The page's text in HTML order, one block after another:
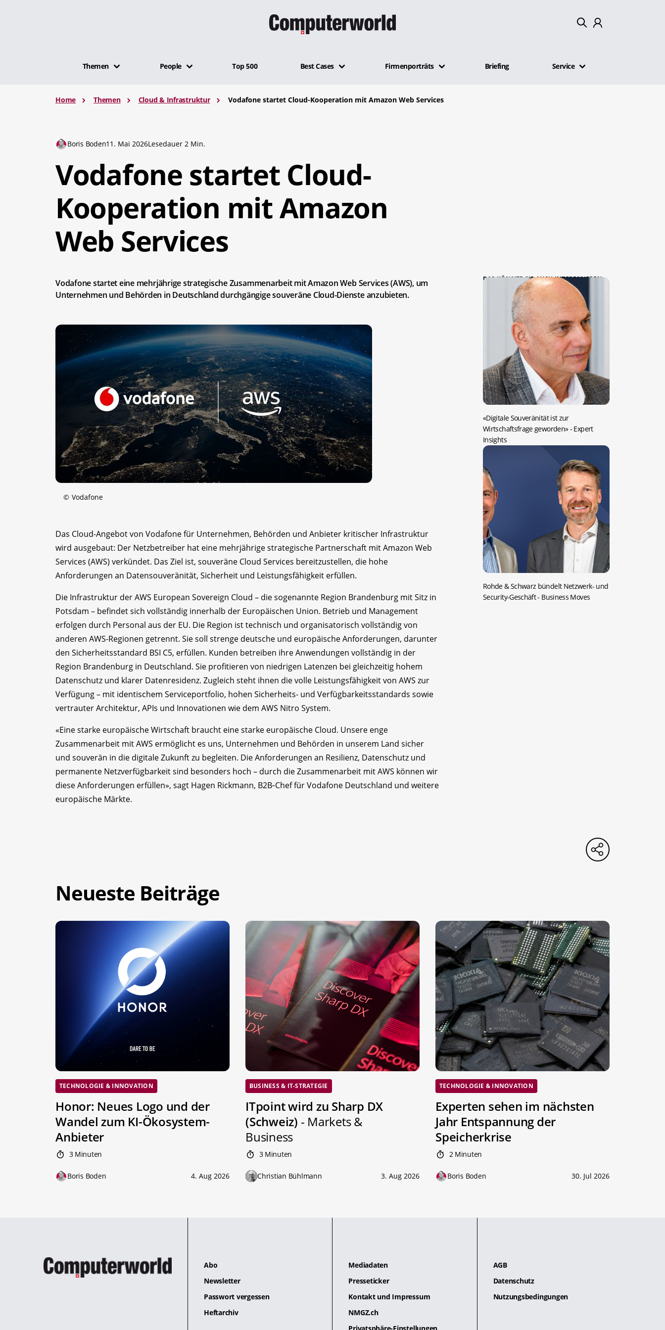
Themen People Top 500 Best Cases Firmenporträts Briefing Service
Home Themen Cloud & Infrastruktur Vodafone startet Cloud-Kooperation mit Amazon Web Services
Boris Boden11. Mai 2026Lesedauer 2 Min.
Vodafone startet Cloud-
Kooperation mit Amazon
Web Services
Vodafone startet eine mehrjährige strategische Zusammenarbeit mit Amazon Web Services (AWS), um
Unternehmen und Behörden in Deutschland durchgängige souveräne Cloud-Dienste anzubieten.
© Vodafone
Das Cloud-Angebot von Vodafone für Unternehmen, Behörden und Anbieter kritischer Infrastruktur
wird ausgebaut: Der Netzbetreiber hat eine mehrjährige strategische Partnerschaft mit Amazon Web
Services (AWS) verkündet. Das Ziel ist, souveräne Cloud Services bereitzustellen, die hohe
Anforderungen an Datensouveränität, Sicherheit und Leistungsfähigkeit erfüllen.
Die Infrastruktur der AWS European Sovereign Cloud – die sogenannte Region Brandenburg mit Sitz in
Potsdam – befindet sich vollständig innerhalb der Europäischen Union. Betrieb und Management
erfolgen durch Personal aus der EU. Die Region ist technisch und organisatorisch vollständig von
anderen AWS-Regionen getrennt. Sie soll strenge deutsche und europäische Anforderungen, darunter
den Sicherheitsstandard BSI C5, erfüllen. Kunden betreiben ihre Anwendungen vollständig in der
Region Brandenburg in Deutschland. Sie profitieren von niedrigen Latenzen bei gleichzeitig hohem
Datenschutz und klarer Datenresidenz. Zugleich steht ihnen die volle Leistungsfähigkeit von AWS zur
Verfügung – mit identischem Serviceportfolio, hohen Sicherheits- und Verfügbarkeitsstandards sowie
vertrauter Architektur, APIs und Innovationen wie dem AWS Nitro System.
«Eine starke europäische Wirtschaft braucht eine starke europäische Cloud. Unsere enge
Zusammenarbeit mit AWS ermöglicht es uns, Unternehmen und Behörden in unserem Land sicher
und souverän in die digitale Zukunft zu begleiten. Die Anforderungen an Resilienz, Datenschutz und
permanente Netzverfügbarkeit sind besonders hoch – durch die Zusammenarbeit mit AWS können wir
diese Anforderungen erfüllen», sagt Hagen Rickmann, B2B‑Chef für Vodafone Deutschland und weitere
europäische Märkte.
DAS KÖNNTE SIE AUCH INTERESSIEREN:
«Digitale Souveränität ist zur
Wirtschaftsfrage geworden»- Expert
Insights
Rohde & Schwarz bündelt Netzwerk- und
Security-Geschäft- Business Moves
Neueste Beiträge
TECHNOLOGIE & INNOVATION
Honor: Neues Logo und der
Wandel zum KI-Ökosystem-
Anbieter
3 Minuten
Boris Boden 4. Aug 2026
BUSINESS & IT-STRATEGIE
ITpoint wird zu Sharp DX
(Schweiz) - Markets &
Business
3 Minuten
Christian Bühlmann 3. Aug 2026
TECHNOLOGIE & INNOVATION
Experten sehen im nächsten
Jahr Entspannung der
Speicherkrise
2 Minuten
Boris Boden 30. Jul 2026
Abo
Newsletter
Passwort vergessen
Heftarchiv
Mediadaten
Presseticker
Kontakt und Impressum
NMGZ.ch
AGB
Datenschutz
Nutzungsbedingungen